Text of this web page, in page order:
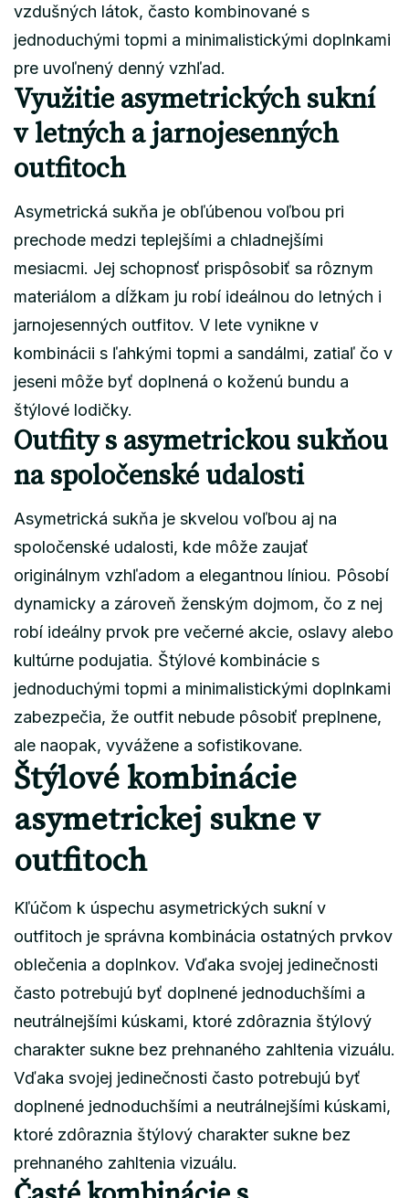
vzdušných látok, často kombinované s
jednoduchými topmi a minimalistickými doplnkami
pre uvoľnený denný vzhľad.
Využitie asymetrických sukní
v letných a jarnojesenných
outfitoch
Asymetrická sukňa je obľúbenou voľbou pri
prechode medzi teplejšími a chladnejšími
mesiacmi. Jej schopnosť prispôsobiť sa rôznym
materiálom a dĺžkam ju robí ideálnou do letných i
jarnojesenných outfitov. V lete vynikne v
kombinácii s ľahkými topmi a sandálmi, zatiaľ čo v
jeseni môže byť doplnená o koženú bundu a
štýlové lodičky.
Outfity s asymetrickou sukňou
na spoločenské udalosti
Asymetrická sukňa je skvelou voľbou aj na
spoločenské udalosti, kde môže zaujať
originálnym vzhľadom a elegantnou líniou. Pôsobí
dynamicky a zároveň ženským dojmom, čo z nej
robí ideálny prvok pre večerné akcie, oslavy alebo
kultúrne podujatia. Štýlové kombinácie s
jednoduchými topmi a minimalistickými doplnkami
zabezpečia, že outfit nebude pôsobiť preplnene,
ale naopak, vyvážene a sofistikovane.
Štýlové kombinácie
asymetrickej sukne v
outfitoch
Kľúčom k úspechu asymetrických sukní v
outfitoch je správna kombinácia ostatných prvkov
oblečenia a doplnkov. Vďaka svojej jedinečnosti
často potrebujú byť doplnené jednoduchšími a
neutrálnejšími kúskami, ktoré zdôraznia štýlový
charakter sukne bez prehnaného zahltenia vizuálu.
Vďaka svojej jedinečnosti často potrebujú byť
doplnené jednoduchšími a neutrálnejšími kúskami,
ktoré zdôraznia štýlový charakter sukne bez
prehnaného zahltenia vizuálu.